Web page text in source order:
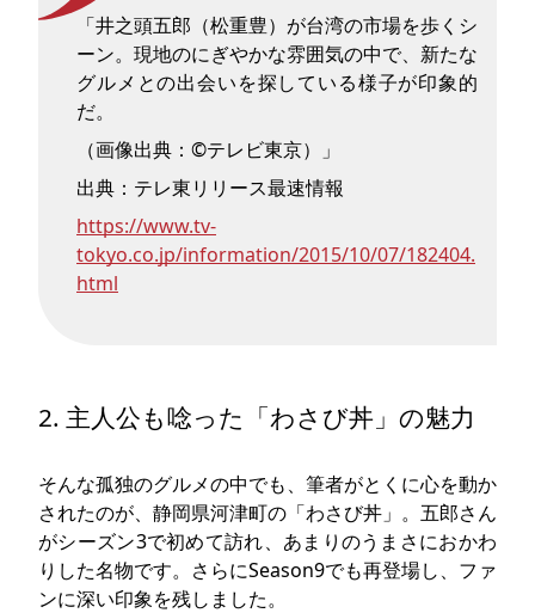
「井之頭五郎（松重豊）が台湾の市場を歩くシ
ーン。現地のにぎやかな雰囲気の中で、新たな
グルメとの出会いを探している様子が印象的
だ。
（画像出典：©テレビ東京）」
出典：テレ東リリース最速情報
https://www.tv-
tokyo.co.jp/information/2015/10/07/182404.
html
2. 主人公も唸った「わさび丼」の魅力
そんな孤独のグルメの中でも、筆者がとくに心を動か
されたのが、静岡県河津町の「わさび丼」。五郎さん
がシーズン3で初めて訪れ、あまりのうまさにおかわ
りした名物です。さらにSeason9でも再登場し、ファ
ンに深い印象を残しました。